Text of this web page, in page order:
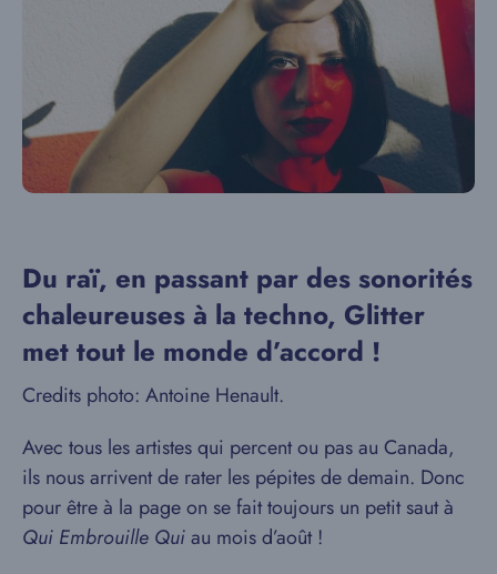
Du raï, en passant par des sonorités
chaleureuses à la techno, Glitter
met tout le monde d’accord !
Credits photo: Antoine Henault.
Avec tous les artistes qui percent ou pas au Canada,
ils nous arrivent de rater les pépites de demain. Donc
pour être à la page on se fait toujours un petit saut à
Qui Embrouille Quiau mois d’août !